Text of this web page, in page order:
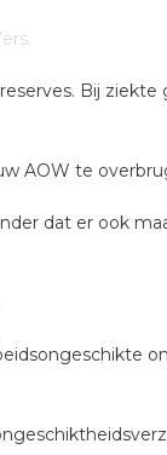
Bij ziekte
AOW te
dat er ook